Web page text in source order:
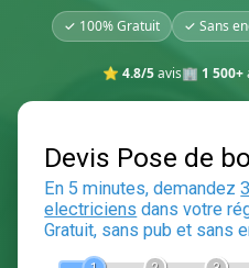
✓ 100% Gratuit ✓ Sans
⭐ 4.8/5avis🏢 1 500+
Devis Pose